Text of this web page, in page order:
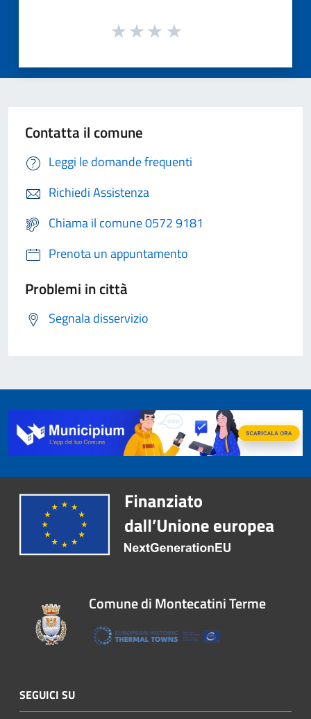
Contatta il comune
Leggi le domande frequenti
Richiedi Assistenza
Chiama il comune 0572 9181
Prenota un appuntamento
Problemi in città
Segnala disservizio
Comune di Montecatini Terme
SEGUICI SU